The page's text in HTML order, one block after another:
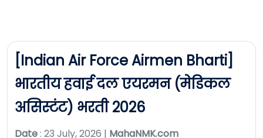
[Indian Air Force Airmen Bharti]
भारतीय हवाई दल एयरमन (मेडिकल
असिस्टंट) भरती 2026
Date: 23 July, 2026 | MahaNMK.com